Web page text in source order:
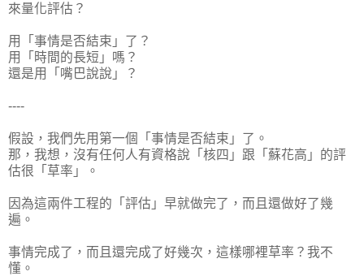
來量化評估？
用「事情是否結束」了？
用「時間的長短」嗎？
還是用「嘴巴說說」？
----
假設，我們先用第一個「事情是否結束」了。
那，我想，沒有任何人有資格說「核四」跟「蘇花高」的評
估很「草率」。
因為這兩件工程的「評估」早就做完了，而且還做好了幾
遍。
事情完成了，而且還完成了好幾次，這樣哪裡草率？我不
懂。